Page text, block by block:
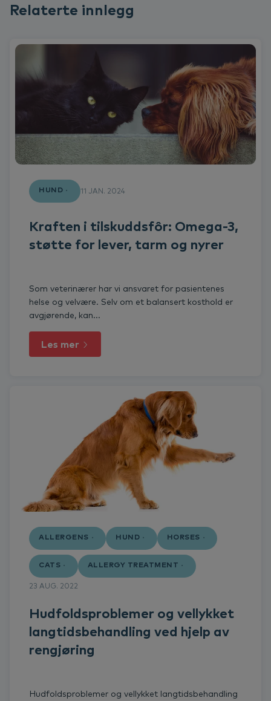
Relaterte innlegg
HUND 11 JAN. 2024
Kraften i tilskuddsfôr: Omega-3,
støtte for lever, tarm og nyrer
Som veterinærer har vi ansvaret for pasientenes
helse og velvære. Selv om et balansert kosthold er
avgjørende, kan...
Les mer
ALLERGENS HUND HORSES
CATS ALLERGY TREATMENT
23 AUG. 2022
Hudfoldsproblemer og vellykket
langtidsbehandling ved hjelp av
rengjøring
Hudfoldsproblemer og vellykket langtidsbehandling